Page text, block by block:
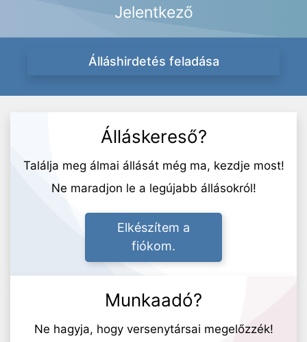
Jelentkező
Álláshirdetés feladása
Álláskereső?
Találja meg álmai állását még ma, kezdje most!
Ne maradjon le a legújabb állásokról!
Elkészítem a
fiókom.
Munkaadó?
Ne hagyja, hogy versenytársai megelőzzék!